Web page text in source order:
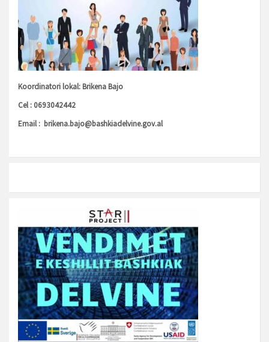
Koordinatori lokal: Brikena Bajo
Cel : 0693042442
Email : brikena.bajo@bashkiadelvine.gov.al